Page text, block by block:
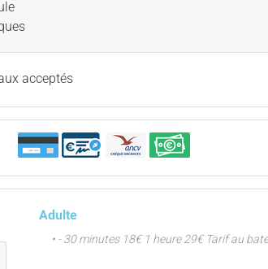
acceptés
Adulte
• - 30 minutes 18€ 1 heure 29€ Tarif au